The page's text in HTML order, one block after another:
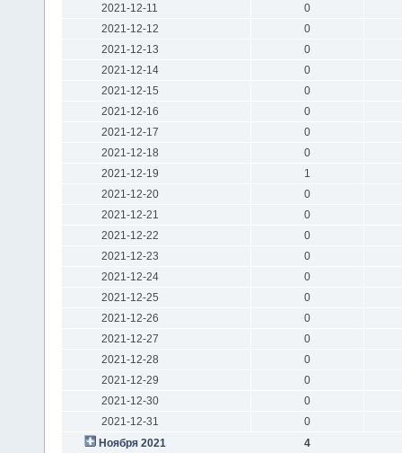
2021-12-11
0
2021-12-12
0
2021-12-13
0
2021-12-14
0
2021-12-15
0
2021-12-16
0
2021-12-17
0
2021-12-18
0
2021-12-19
1
2021-12-20
0
2021-12-21
0
2021-12-22
0
2021-12-23
0
2021-12-24
0
2021-12-25
0
2021-12-26
0
2021-12-27
0
2021-12-28
0
2021-12-29
0
2021-12-30
0
2021-12-31
0
Ноября 2021
4